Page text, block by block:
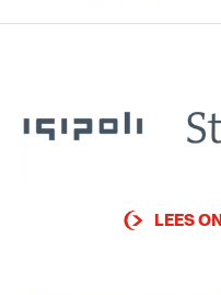
LEES